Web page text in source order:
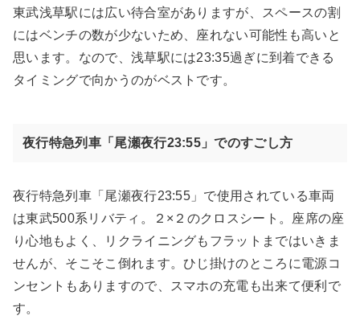
東武浅草駅には広い待合室がありますが、スペースの割
にはベンチの数が少ないため、座れない可能性も高いと
思います。なので、浅草駅には23:35過ぎに到着できる
タイミングで向かうのがベストです。
夜行特急列車「尾瀬夜行23:55」でのすごし方
夜行特急列車「尾瀬夜行23:55」で使用されている車両
は東武500系リバティ。２×２のクロスシート。座席の座
り心地もよく、リクライニングもフラットまではいきま
せんが、そこそこ倒れます。ひじ掛けのところに電源コ
ンセントもありますので、スマホの充電も出来て便利で
す。